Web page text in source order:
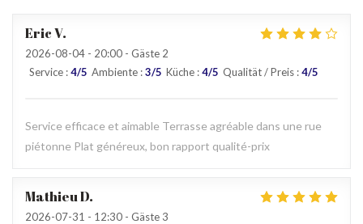
EricV
2026-08-04 - 20:00 - Gäste 2
Service :4/5 Ambiente :3/5 Küche :4/5 Qualität / Preis :4/5
Service efficace et aimable Terrasse agréable dans une rue
piétonne Plat généreux, bon rapport qualité-prix
MathieuD
2026-07-31 - 12:30 - Gäste 3